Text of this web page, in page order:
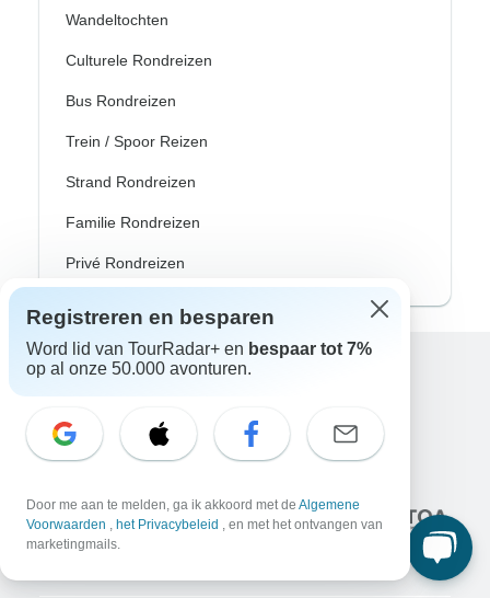
Wandeltochten
Culturele Rondreizen
Bus Rondreizen
Trein / Spoor Reizen
Strand Rondreizen
Familie Rondreizen
Privé Rondreizen
Registreren en besparen
Word lid van TourRadar+ en bespaar tot 7%
op al onze 50.000 avonturen.
Door me aan te melden, ga ik akkoord met de Algemene
Voorwaarden , het Privacybeleid , en met het ontvangen van
marketingmails.